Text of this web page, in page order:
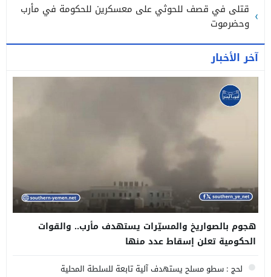
قتلى في قصف للحوثي على معسكرين للحكومة في مأرب
وحضرموت
آخر الأخبار
هجوم بالصواريخ والمسيّرات يستهدف مأرب.. والقوات
الحكومية تعلن إسقاط عدد منها
لحج : سطو مسلح يستهدف آلية تابعة للسلطة المحلية